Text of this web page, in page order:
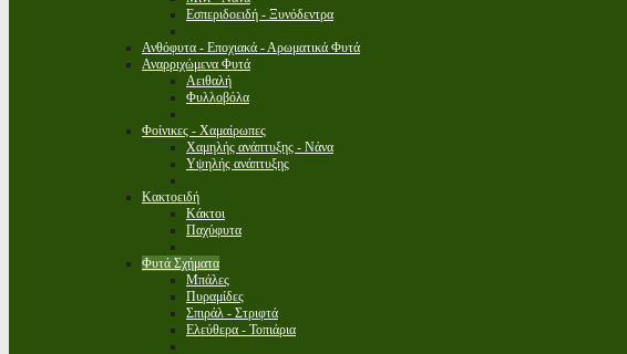
Εσπεριδοειδή - Ξυνόδεντρα
Ανθόφυτα - Εποχιακά - Αρωματικά Φυτά
Αναρριχώμενα Φυτά
Αειθαλή
Φυλλοβόλα
Φοίνικες - Χαμαίρωπες
Χαμηλής ανάπτυξης - Νάνα
Υψηλής ανάπτυξης
Κακτοειδή
Κάκτοι
Παχύφυτα
Φυτά Σχήματα
Μπάλες
Πυραμίδες
Σπιράλ - Στριφτά
Ελεύθερα - Τοπιάρια